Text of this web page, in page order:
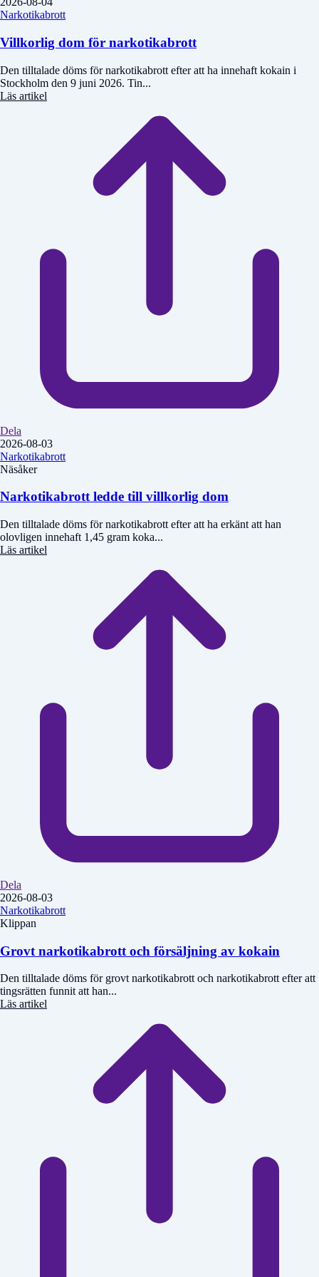
Narkotikabrott
Villkorlig dom för narkotikabrott
Den tilltalade döms för narkotikabrott efter att ha innehaft kokain i
Stockholm den 9 juni 2026. Tin...
Läs artikel
Dela
2026-08-03
Narkotikabrott
Näsåker
Narkotikabrott ledde till villkorlig dom
Den tilltalade döms för narkotikabrott efter att ha erkänt att han
olovligen innehaft 1,45 gram koka...
Läs artikel
Dela
2026-08-03
Narkotikabrott
Klippan
Grovt narkotikabrott och försäljning av kokain
Den tilltalade döms för grovt narkotikabrott och narkotikabrott efter att
tingsrätten funnit att han...
Läs artikel